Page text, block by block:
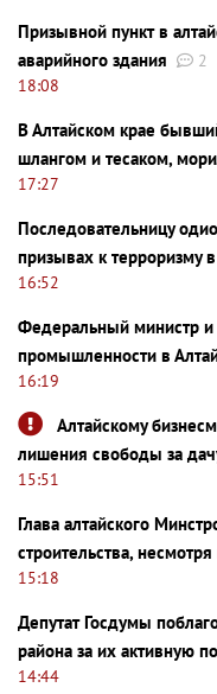
Призывной пункт в
аварийного здания
2
18:08
В Алтайском крае
шлангом и тесаком,
17:27
Последовательницу
призывах к терроризму
16:52
Федеральный министр и
промышленности в
16:19
Алтайскому
лишения свободы за
15:51
Глава алтайского
строительства,
15:18
Депутат Госдумы
района за их активную
14:44